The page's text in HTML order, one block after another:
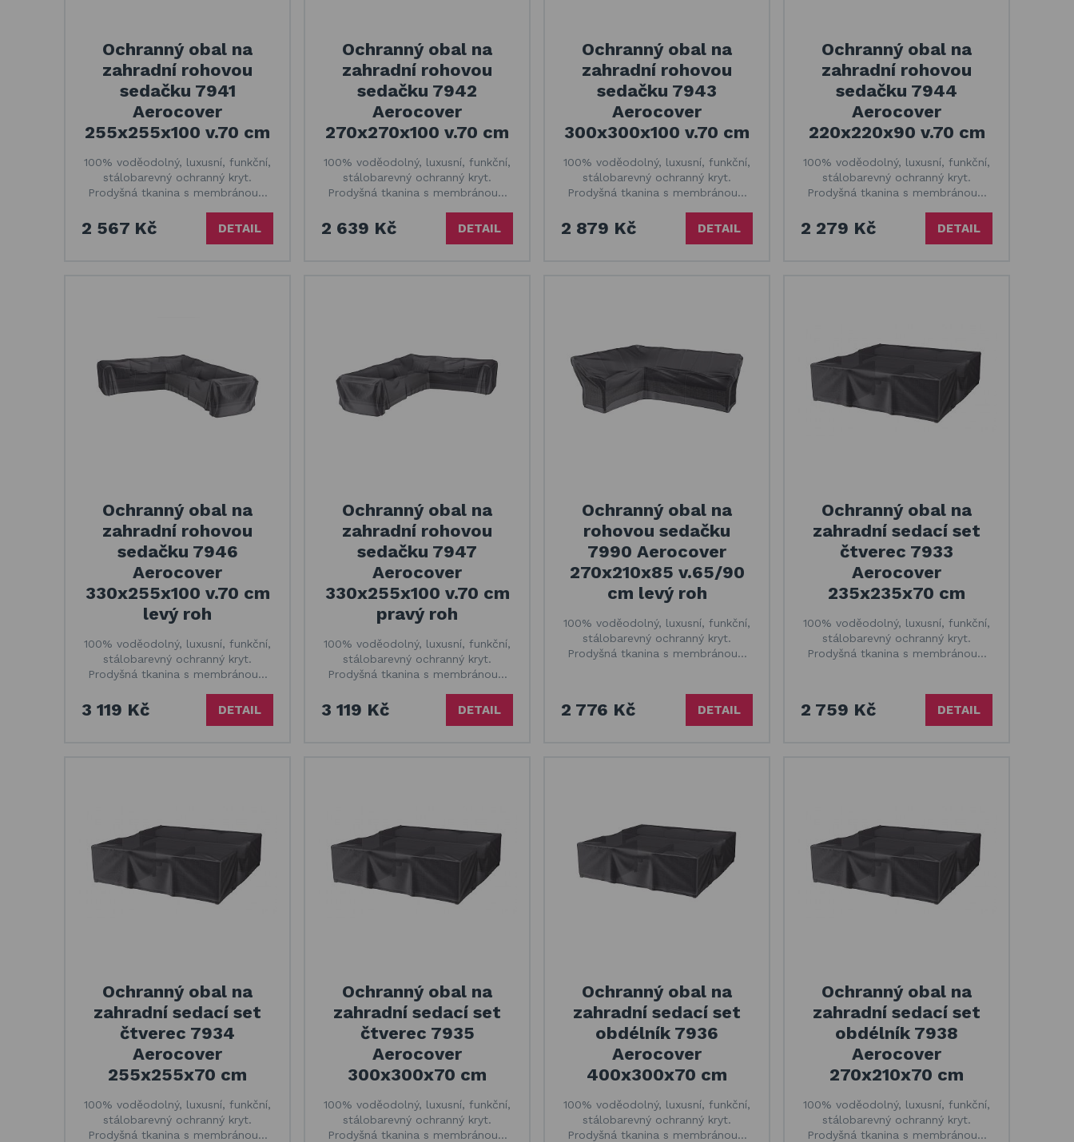
Ochranný obal na
zahradní rohovou
sedačku 7941
Aerocover
255x255x100 v.70 cm
100% voděodolný, luxusní, funkční,
stálobarevný ochranný kryt.
Prodyšná tkanina s membránou…
2 567 Kč DETAIL
Ochranný obal na
zahradní rohovou
sedačku 7942
Aerocover
270x270x100 v.70 cm
100% voděodolný, luxusní, funkční,
stálobarevný ochranný kryt.
Prodyšná tkanina s membránou…
2 639 Kč DETAIL
Ochranný obal na
zahradní rohovou
sedačku 7943
Aerocover
300x300x100 v.70 cm
100% voděodolný, luxusní, funkční,
stálobarevný ochranný kryt.
Prodyšná tkanina s membránou…
2 879 Kč DETAIL
Ochranný obal na
zahradní rohovou
sedačku 7944
Aerocover
220x220x90 v.70 cm
100% voděodolný, luxusní, funkční,
stálobarevný ochranný kryt.
Prodyšná tkanina s membránou…
2 279 Kč DETAIL
Ochranný obal na
zahradní rohovou
sedačku 7946
Aerocover
330x255x100 v.70 cm
levý roh
100% voděodolný, luxusní, funkční,
stálobarevný ochranný kryt.
Prodyšná tkanina s membránou…
3 119 Kč DETAIL
Ochranný obal na
zahradní rohovou
sedačku 7947
Aerocover
330x255x100 v.70 cm
pravý roh
100% voděodolný, luxusní, funkční,
stálobarevný ochranný kryt.
Prodyšná tkanina s membránou…
3 119 Kč DETAIL
Ochranný obal na
rohovou sedačku
7990 Aerocover
270x210x85 v.65/90
cm levý roh
100% voděodolný, luxusní, funkční,
stálobarevný ochranný kryt.
Prodyšná tkanina s membránou…
2 776 Kč DETAIL
Ochranný obal na
zahradní sedací set
čtverec 7933
Aerocover
235x235x70 cm
100% voděodolný, luxusní, funkční,
stálobarevný ochranný kryt.
Prodyšná tkanina s membránou…
2 759 Kč DETAIL
Ochranný obal na
zahradní sedací set
čtverec 7934
Aerocover
255x255x70 cm
100% voděodolný, luxusní, funkční,
stálobarevný ochranný kryt.
Prodyšná tkanina s membránou…
Ochranný obal na
zahradní sedací set
čtverec 7935
Aerocover
300x300x70 cm
100% voděodolný, luxusní, funkční,
stálobarevný ochranný kryt.
Prodyšná tkanina s membránou…
Ochranný obal na
zahradní sedací set
obdélník 7936
Aerocover
400x300x70 cm
100% voděodolný, luxusní, funkční,
stálobarevný ochranný kryt.
Prodyšná tkanina s membránou…
Ochranný obal na
zahradní sedací set
obdélník 7938
Aerocover
270x210x70 cm
100% voděodolný, luxusní, funkční,
stálobarevný ochranný kryt.
Prodyšná tkanina s membránou…